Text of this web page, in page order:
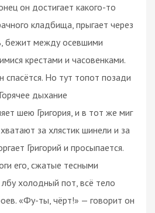
он достигает какого-то
кладбища, прыгает через
бежит между осевшими
крестами и часовенками.
спасётся. Но тут топот позади
дыхание
шею Григория, и в тот же миг
за хлястик шинели и за
Григорий и просыпается.
его, сжатые тесными
лбу холодный пот, всё тело
«Фу-ты, чёрт!» — говорит он